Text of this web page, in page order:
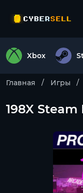
Xbox
Главная Игры
198X